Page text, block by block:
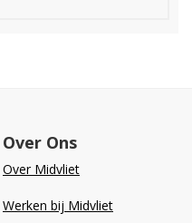
Over Ons
Over Midvliet
Werken bij Midvliet